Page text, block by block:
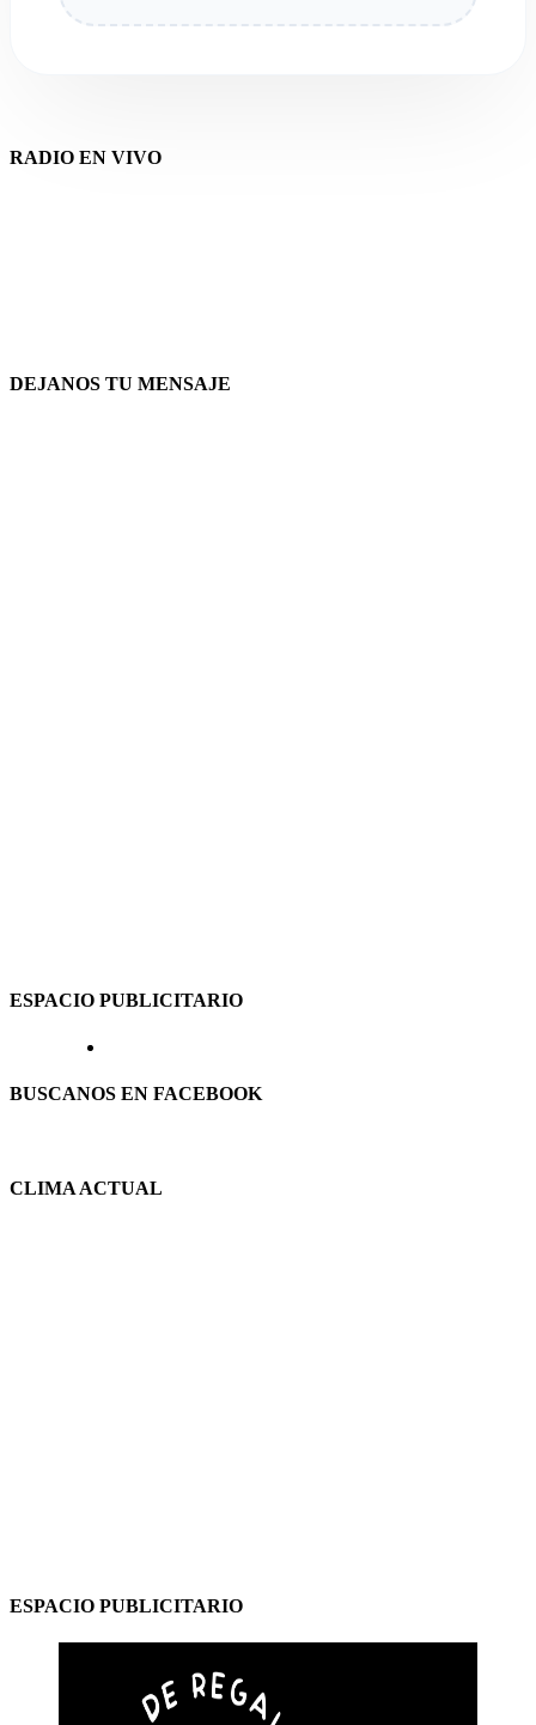
RADIO EN VIVO
DEJANOS TU MENSAJE
ESPACIO PUBLICITARIO
BUSCANOS EN FACEBOOK
CLIMA ACTUAL
ESPACIO PUBLICITARIO